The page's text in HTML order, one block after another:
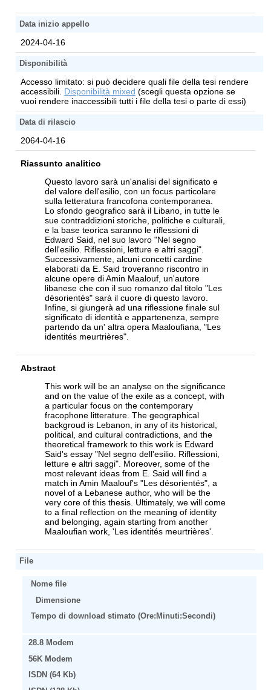
Data inizio appello
2024-04-16
Disponibilità
Accesso limitato: si può decidere quali file della tesi rendere
accessibili. Disponibilità mixed (scegli questa opzione se
vuoi rendere inaccessibili tutti i file della tesi o parte di essi)
Data di rilascio
2064-04-16
Riassunto analitico
Questo lavoro sarà un'analisi del significato e
del valore dell'esilio, con un focus particolare
sulla letteratura francofona contemporanea.
Lo sfondo geografico sarà il Libano, in tutte le
sue contraddizioni storiche, politiche e culturali,
e la base teorica saranno le riflessioni di
Edward Said, nel suo lavoro "Nel segno
dell'esilio. Riflessioni, letture e altri saggi".
Successivamente, alcuni concetti cardine
elaborati da E. Said troveranno riscontro in
alcune opere di Amin Maalouf, un'autore
libanese che con il suo romanzo dal titolo "Les
désorientés" sarà il cuore di questo lavoro.
Infine, si giungerà ad una riflessione finale sul
significato di identità e appartenenza, sempre
partendo da un' altra opera Maaloufiana, "Les
identités meurtrières".
Abstract
This work will be an analyse on the significance
and on the value of the exile as a concept, with
a particular focus on the contemporary
fracophone litterature. The geographical
backgroud is Lebanon, in any of its historical,
political, and cultural contradictions, and the
theoretical framework to this work is Edward
Said's essay "Nel segno dell'esilio. Riflessioni,
letture e altri saggi". Moreover, some of the
most relevant ideas from E. Said will find a
match in Amin Maalouf's "Les désorientés", a
novel of a Lebanese author, who will be the
very core of this thesis. Ultimately, we will come
to a final reflection on the meaning of identity
and belonging, again starting from another
Maaloufian work, 'Les identités meurtrières'.
File
Nome file
Dimensione
Tempo di download stimato (Ore:Minuti:Secondi)
28.8 Modem
56K Modem
ISDN (64 Kb)